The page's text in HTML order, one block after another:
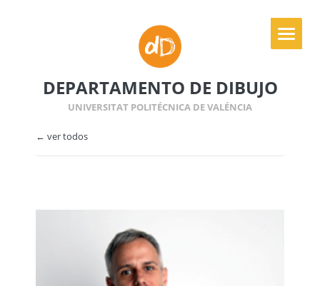
DEPARTAMENTO DE DIBUJO
UNIVERSITAT POLITÉCNICA DE VALÉNCIA
← ver todos